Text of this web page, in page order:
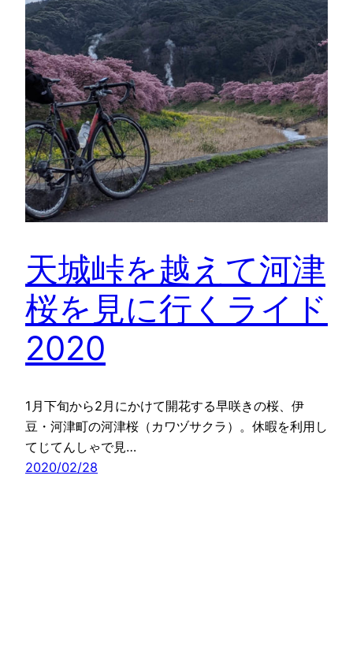
天城峠を越えて河津
桜を見に行くライド
2020
1月下旬から2月にかけて開花する早咲きの桜、伊
豆・河津町の河津桜（カワヅサクラ）。休暇を利用し
てじてんしゃで見…
2020/02/28